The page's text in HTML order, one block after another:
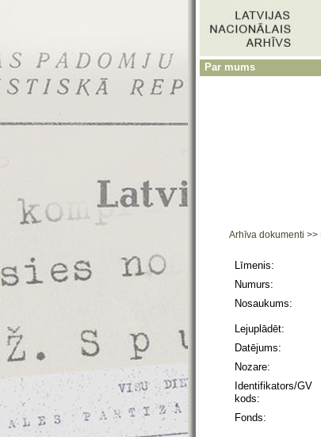
Par mums
Arhīva dokumenti >>
Līmenis:
Numurs:
Nosaukums:
Lejuplādēt:
Datējums:
Nozare:
Identifikators/GV
kods:
Fonds: